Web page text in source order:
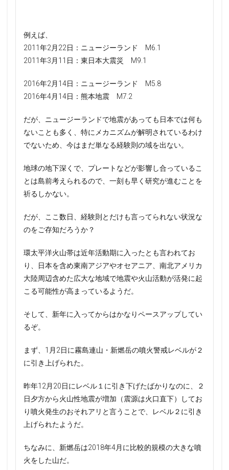
例えば、
2011年2月22日：ニュージーランド M6.1
2011年3月11日：東日本大震災 M9.1
2016年2月14日：ニュージーランド M5.8
2016年4月14日：熊本地震 M7.2
だが、ニュージーランドで地震があっても日本では何も
ないことも多く、特にメカニズムが解明されているわけ
でないため、今はまだ単なる経験則の域を出ない。
地球の地下深くで、プレートなどが影響し合っているこ
とは島前考えられるので、一刻も早く研究が進むことを
祈るしかない。
だが、ここ数日、経験則とだけも言ってられない状況な
のをご存知だろうか？
環太平洋火山帯は近年活動期に入ったとも言われてお
り、日本を含め東南アジアやオセアニア、南北アメリカ
大陸周辺含めた広大な地域で地震や火山活動が活発に起
こる可能性が高まっているようだ。
そして、新年に入ってからはかなりペースアップしてい
るぞ。
まず、1月2日に霧島連山・新燃岳の噴火警戒レベルが２
に引き上げられた。
昨年12月20日にレベル１に引き下げたばかりなのに、２
日夕方から火山性地震が増加（震源は火口直下）してお
り噴火発生のおそれアリと言うことで、レベル２に引き
上げられたようだ。
ちなみに、新燃岳は2018年4月に比較的規模の大きな噴
火をした山だ。